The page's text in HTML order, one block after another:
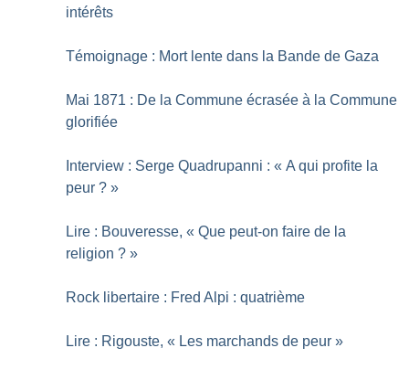
intérêts
Témoignage : Mort lente dans la Bande de Gaza
Mai 1871 : De la Commune écrasée à la Commune
glorifiée
Interview : Serge Quadrupanni : « A qui profite la
peur ? »
Lire : Bouveresse, « Que peut-on faire de la
religion ? »
Rock libertaire : Fred Alpi : quatrième
Lire : Rigouste, « Les marchands de peur »